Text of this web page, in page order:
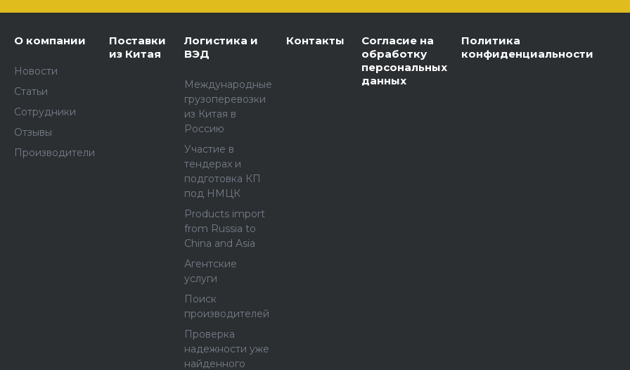
О компании
Новости
Статьи
Сотрудники
Отзывы
Производители
Поставки
из Китая
Логистика и
ВЭД
Международные
грузоперевозки
из Китая в
Россию
Участие в
тендерах и
подготовка КП
под НМЦК
Products import
from Russia to
China and Asia
Агентские
услуги
Поиск
производителей
Проверка
надежности уже
найденного
Контакты
Согласие на
обработку
персональных
данных
Политика
конфиденциальности